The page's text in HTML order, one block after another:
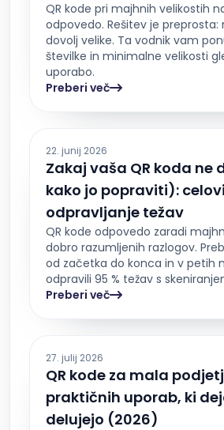
QR kode pri majhnih velikostih
odpovedo. Rešitev je preprosta:
dovolj velike. Ta vodnik vam
številke in minimalne velikosti
uporabo.
Preberi več
22. junij 2026
Zakaj vaša QR koda ne
kako jo popraviti):
odpravljanje težav
QR kode odpovedo zaradi
dobro razumljenih razlogov.
od začetka do konca in v petih
odpravili 95 % težav s
Preberi več
27. julij 2026
QR kode za mala
praktičnih uporab, ki
delujejo (2026)